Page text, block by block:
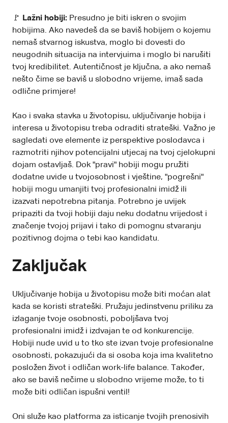
🚩 Lažni hobiji: Presudno je biti iskren o svojim
hobijima. Ako navedeš da se baviš hobijem o kojemu
nemaš stvarnog iskustva, moglo bi dovesti do
neugodnih situacija na intervjuima i moglo bi narušiti
tvoj kredibilitet. Autentičnost je ključna, a ako nemaš
nešto čime se baviš u slobodno vrijeme, imaš sada
odlične primjere!
Kao i svaka stavka u životopisu, uključivanje hobija i
interesa u životopisu treba odraditi strateški. Važno je
sagledati ove elemente iz perspektive poslodavca i
razmotriti njihov potencijalni utjecaj na tvoj cjelokupni
dojam ostavljaš. Dok "pravi" hobiji mogu pružiti
dodatne uvide u tvojosobnost i vještine, "pogrešni"
hobiji mogu umanjiti tvoj profesionalni imidž ili
izazvati nepotrebna pitanja. Potrebno je uvijek
pripaziti da tvoji hobiji daju neku dodatnu vrijedost i
značenje tvojoj prijavi i tako di pomognu stvaranju
pozitivnog dojma o tebi kao kandidatu.
Zaključak
Uključivanje hobija u životopisu može biti moćan alat
kada se koristi strateški. Pružaju jedinstvenu priliku za
izlaganje tvoje osobnosti, poboljšava tvoj
profesionalni imidž i izdvajan te od konkurencije.
Hobiji nude uvid u to tko ste izvan tvoje profesionalne
osobnosti, pokazujući da si osoba koja ima kvalitetno
posložen život i odličan work-life balance. Također,
ako se baviš nečime u slobodno vrijeme može, to ti
može biti odličan ispušni ventil!
Oni služe kao platforma za isticanje tvojih prenosivih